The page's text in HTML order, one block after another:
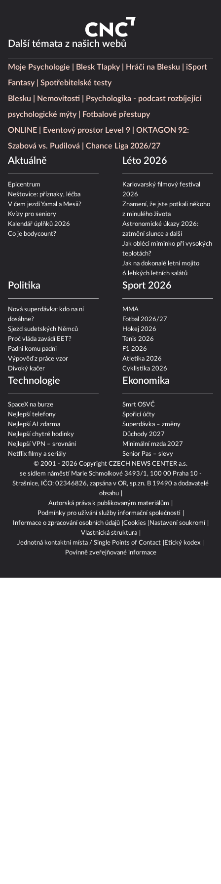
© 2001 - 2026 Copyright CZECH NEWS CENTER a.s.
se sídlem náměstí Marie Schmolkové 3493/1, 100 00 Praha 10 -
Strašnice, IČO: 02346826, zapsána v OR, sp.zn. B 19490 a dodavatelé
obsahu
Autorská práva k publikovaným materiálům
Podmínky pro užívání služby informační společnosti
Informace o zpracování osobních údajů Cookies
Nastavení soukromí
Vlastnická struktura
Jednotná kontaktní místa / Single Points of Contact
Etický kodex
Povinně zveřejňované informace
Další témata z našich webů
Moje Psychologie Blesk Tlapky Hráči na Blesku
iSport
Fantasy
Spotřebitelské testy
Blesku
Nemovitosti
Psychologika - podcast rozbíjející
psychologické mýty
Fotbalové přestupy
ONLINE
Eventový prostor Level 9
OKTAGON 92:
Szabová vs. Pudilová
Chance Liga 2026/27
Aktuálně
Epicentrum
Neštovice: příznaky, léčba
V čem jezdí Yamal a Mesii?
Kvízy pro seniory
Kalendář úplňků 2026
Co je bodycount?
Léto 2026
Karlovarský filmový festival
2026
Znamení, že jste potkali někoho
z minulého života
Astronomické úkazy 2026:
zatmění slunce a další
Jak obléci miminko při vysokých
teplotách?
Jak na dokonalé letní mojito
6 lehkých letních salátů
Politika
Nová superdávka: kdo na ní
dosáhne?
Sjezd sudetských Němců
Proč vláda zavádí EET?
Padni komu padni
Výpověď z práce vzor
Divoký kačer
Sport 2026
MMA
Fotbal 2026/27
Hokej 2026
Tenis 2026
F1 2026
Atletika 2026
Cyklistika 2026
Technologie
SpaceX na burze
Nejlepší telefony
Nejlepší AI zdarma
Nejlepší chytré hodinky
Nejlepší VPN – srovnání
Netflix filmy a seriály
Ekonomika
Smrt OSVČ
Spořicí účty
Superdávka – změny
Důchody 2027
Minimální mzda 2027
Senior Pas – slevy